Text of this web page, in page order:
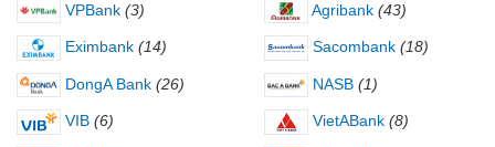
VPBank (3) Agribank (43)
Eximbank (14) Sacombank (18)
DongA Bank (26) NASB (1)
VIB (6) VietABank (8)